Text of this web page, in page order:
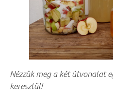
Nézzük meg a két útvonalat
keresztül!